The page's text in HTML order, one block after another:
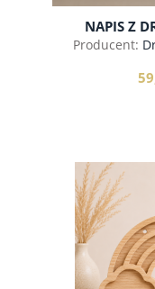
do koszyka
NAPIS Z
Producent:
do